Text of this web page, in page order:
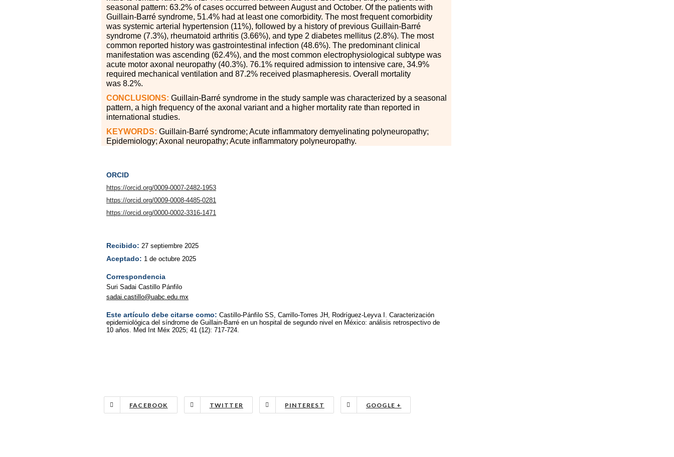
seasonal pattern: 63.2% of cases occurred between August and October. Of the patients with
Guillain-Barré syndrome, 51.4% had at least one comorbidity. The most frequent comorbidity
was systemic arterial hypertension (11%), followed by a history of previous Guillain-Barré
syndrome (7.3%), rheumatoid arthritis (3.66%), and type 2 diabetes mellitus (2.8%). The most
common reported history was gastrointestinal infection (48.6%). The predominant clinical
manifestation was ascending (62.4%), and the most common electrophysiological subtype was
acute motor axonal neuropathy (40.3%). 76.1% required admission to intensive care, 34.9%
required mechanical ventilation and 87.2% received plasmapheresis. Overall mortality
was 8.2%.
CONCLUSIONS: Guillain-Barré syndrome in the study sample was characterized by a seasonal
pattern, a high frequency of the axonal variant and a higher mortality rate than reported in
international studies.
KEYWORDS: Guillain-Barré syndrome; Acute inflammatory demyelinating polyneuropathy;
Epidemiology; Axonal neuropathy; Acute inflammatory polyneuropathy.
ORCID
https://orcid.org/0009-0007-2482-1953
https://orcid.org/0009-0008-4485-0281
https://orcid.org/0000-0002-3316-1471
Recibido: 27 septiembre 2025
Aceptado: 1 de octubre 2025
Correspondencia
Suri Sadai Castillo Pánfilo
sadai.castillo@uabc.edu.mx
Este artículo debe citarse como: Castillo-Pánfilo SS, Carrillo-Torres JH, Rodríguez-Leyva I. Caracterización
epidemiológica del síndrome de Guillain-Barré en un hospital de segundo nivel en México: análisis retrospectivo de
10 años. Med Int Méx 2025; 41 (12): 717-724.
FACEBOOK TWITTER PINTEREST GOOGLE +